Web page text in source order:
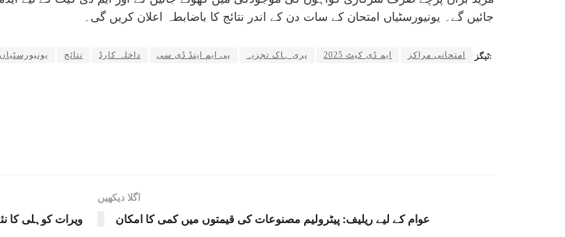
جائیں گے۔ یونیورسٹیاں امتحان کے سات دن کے اندر نتائج کا باضابطہ اعلان کریں گی۔
ٹیگز: امتحانی مراکز ایم ڈی کیٹ 2025 پری ہاک تجزیہ پی ایم اینڈ ڈی سی داخلہ کارڈ نتائج یونیورسٹیاں
ویرات کوہلی کا
اگلا دیکھیں
عوام کے لیے ریلیف: پیٹرولیم مصنوعات کی قیمتوں میں کمی کا امکان